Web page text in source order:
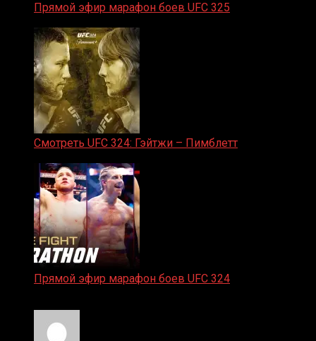
Прямой эфир марафон боев UFC 325
Смотреть UFC 324: Гэйтжи – Пимблетт
Прямой эфир марафон боев UFC 324